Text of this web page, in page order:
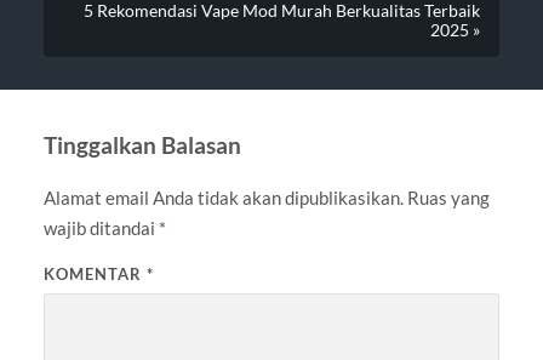
5 Rekomendasi Vape Mod Murah Berkualitas Terbaik
2025 »
Tinggalkan Balasan
Alamat email Anda tidak akan dipublikasikan. Ruas yang
wajib ditandai *
KOMENTAR *